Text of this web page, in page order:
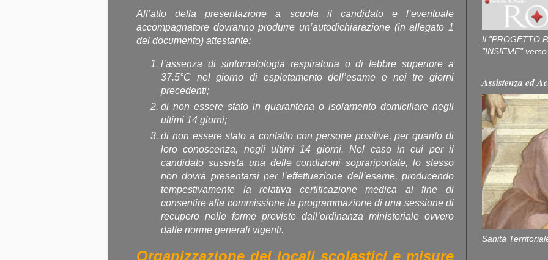
All’atto della presentazione a scuola il candidato e l’eventuale
accompagnatore dovranno produrre un’autodichiarazione (in allegato 1
del documento) attestante:
l’assenza di sintomatologia respiratoria o di febbre superiore a
37.5°C nel giorno di espletamento dell’esame e nei tre giorni
precedenti;
di non essere stato in quarantena o isolamento domiciliare negli
ultimi 14 giorni;
di non essere stato a contatto con persone positive, per quanto di
loro conoscenza, negli ultimi 14 giorni. Nel caso in cui per il
candidato sussista una delle condizioni soprariportate, lo stesso
non dovrà presentarsi per l’effettuazione dell’esame, producendo
tempestivamente la relativa certificazione medica al fine di
consentire alla commissione la programmazione di una sessione di
recupero nelle forme previste dall’ordinanza ministeriale ovvero
dalle norme generali vigenti.
Organizzazione dei locali scolastici e misure
Il "PROGETTO
"INSIEME"
Assistenza ed
Sanità